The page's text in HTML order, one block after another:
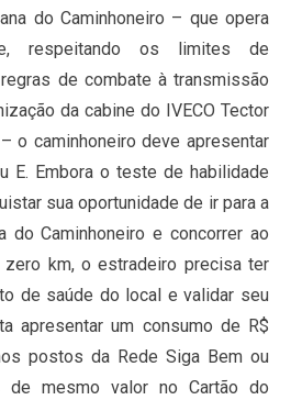
do Caminhoneiro – que opera
respeitando os limites de
de combate à transmissão
da cabine do IVECO Tector
o caminhoneiro deve apresentar
E. Embora o teste de habilidade
sua oportunidade de ir para a
do Caminhoneiro e concorrer ao
zero km, o estradeiro precisa ter
de saúde do local e validar seu
apresentar um consumo de R$
postos da Rede Siga Bem ou
de mesmo valor no Cartão do